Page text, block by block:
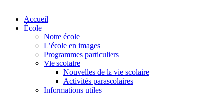
Accueil
École
Notre école
L’école en images
Programmes particuliers
Vie scolaire
Nouvelles de la vie scolaire
Activités parascolaires
Informations utiles